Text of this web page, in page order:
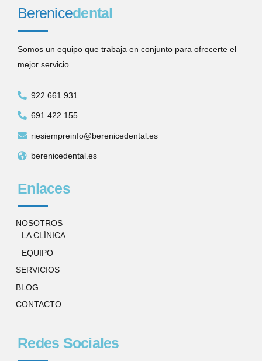
Berenicedental
Somos un equipo que trabaja en conjunto para ofrecerte el
mejor servicio
922 661 931
691 422 155
riesiempreinfo@berenicedental.es
berenicedental.es
Enlaces
NOSOTROS
LA CLÍNICA
EQUIPO
SERVICIOS
BLOG
CONTACTO
Redes Sociales